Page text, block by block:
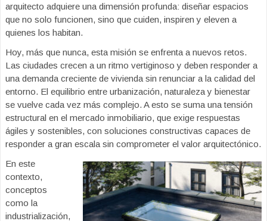
arquitecto adquiere una dimensión profunda: diseñar espacios
que no solo funcionen, sino que cuiden, inspiren y eleven a
quienes los habitan.
Hoy, más que nunca, esta misión se enfrenta a nuevos retos.
Las ciudades crecen a un ritmo vertiginoso y deben responder a
una demanda creciente de vivienda sin renunciar a la calidad del
entorno. El equilibrio entre urbanización, naturaleza y bienestar
se vuelve cada vez más complejo. A esto se suma una tensión
estructural en el mercado inmobiliario, que exige respuestas
ágiles y sostenibles, con soluciones constructivas capaces de
responder a gran escala sin comprometer el valor arquitectónico.
En este
contexto,
conceptos
como la
industrialización,